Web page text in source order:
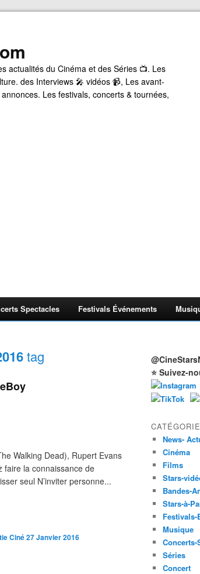
actualités du Cinéma et des Séries 📺. Les
des Interviews 🎤 vidéos 📹, Les avant-
Les festivals, concerts & tournées,
Spectacles Festivals Événements
tag
Walking Dead), Rupert Evans
faire la connaissance de
seul N’inviter personne...
Ciné 27 Janvier 2016
⭐ Suivez-
News-
Cinéma
Films
Stars-
Bandes-
Stars-à-
Festivals-
Musique
Concerts-
Séries
Concert